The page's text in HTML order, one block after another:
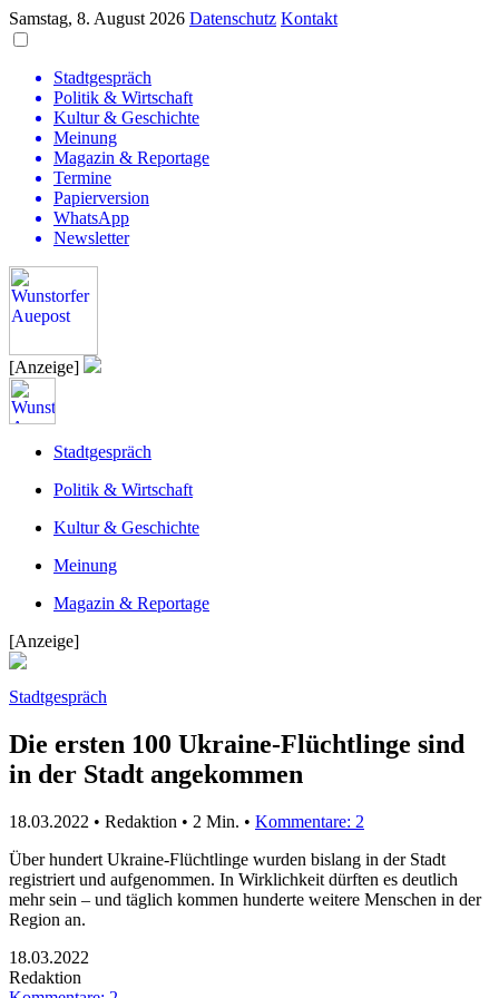
Samstag, 8. August 2026 Datenschutz Kontakt
Stadtgespräch
Politik & Wirtschaft
Kultur & Geschichte
Meinung
Magazin & Reportage
Termine
Papierversion
WhatsApp
Newsletter
[Anzeige]
Stadtgespräch
Politik & Wirtschaft
Kultur & Geschichte
Meinung
Magazin & Reportage
[Anzeige]
Stadtgespräch
Die ersten 100 Ukraine-Flüchtlinge sind
in der Stadt angekommen
18.03.2022 • Redaktion • 2 Min. • Kommentare: 2
Über hundert Ukraine-Flüchtlinge wurden bislang in der Stadt
registriert und aufgenommen. In Wirklichkeit dürften es deutlich
mehr sein – und täglich kommen hunderte weitere Menschen in der
Region an.
18.03.2022
Redaktion